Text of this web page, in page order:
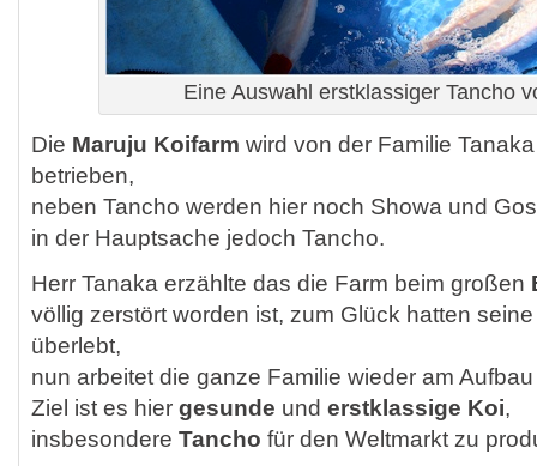
Eine Auswahl erstklassiger Tancho
Die Maruju Koifarm wird von der Familie
betrieben,
neben Tancho werden hier noch Showa und
in der Hauptsache jedoch Tancho.
Herr Tanaka erzählte das die Farm beim großen
völlig zerstört worden ist, zum Glück hatten
überlebt,
nun arbeitet die ganze Familie wieder am
Ziel ist es hier gesunde und erstklassige Koi,
insbesondere Tancho für den Weltmarkt zu